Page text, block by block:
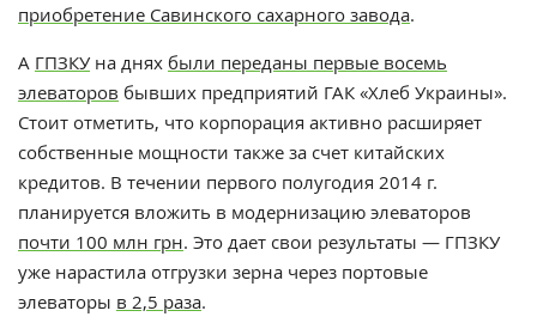
приобретение Савинского сахарного завода.
А ГПЗКУ на днях были переданы первые восемь
элеваторов бывших предприятий ГАК «Хлеб Украины».
Стоит отметить, что корпорация активно расширяет
собственные мощности также за счет китайских
кредитов. В течении первого полугодия 2014 г.
планируется вложить в модернизацию элеваторов
почти 100 млн грн. Это дает свои результаты — ГПЗКУ
уже нарастила отгрузки зерна через портовые
элеваторы в 2,5 раза.